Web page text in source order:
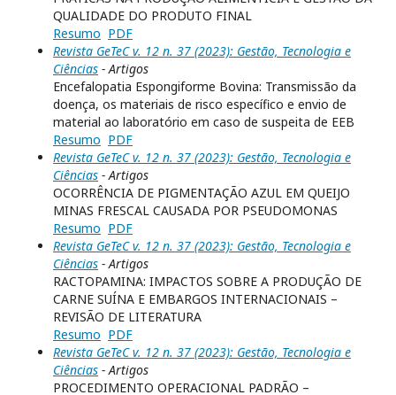
QUALIDADE DO PRODUTO FINAL
Resumo PDF
Revista GeTeC v. 12 n. 37 (2023): Gestão, Tecnologia e
Ciências - Artigos
Encefalopatia Espongiforme Bovina: Transmissão da
doença, os materiais de risco específico e envio de
material ao laboratório em caso de suspeita de EEB
Resumo PDF
Revista GeTeC v. 12 n. 37 (2023): Gestão, Tecnologia e
Ciências - Artigos
OCORRÊNCIA DE PIGMENTAÇÃO AZUL EM QUEIJO
MINAS FRESCAL CAUSADA POR PSEUDOMONAS
Resumo PDF
Revista GeTeC v. 12 n. 37 (2023): Gestão, Tecnologia e
Ciências - Artigos
RACTOPAMINA: IMPACTOS SOBRE A PRODUÇÃO DE
CARNE SUÍNA E EMBARGOS INTERNACIONAIS –
REVISÃO DE LITERATURA
Resumo PDF
Revista GeTeC v. 12 n. 37 (2023): Gestão, Tecnologia e
Ciências - Artigos
PROCEDIMENTO OPERACIONAL PADRÃO –